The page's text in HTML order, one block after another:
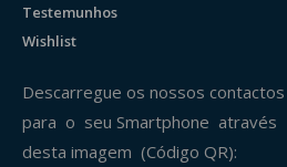
Testemunhos
Wishlist
Descarregue os nossos contactos
para o seu Smartphone através
desta imagem (Código QR):